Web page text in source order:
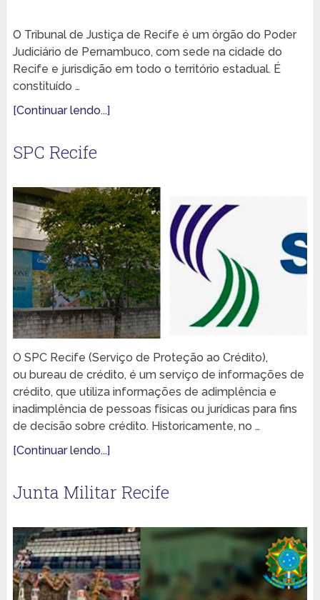
O Tribunal de Justiça de Recife é um órgão do Poder
Judiciário de Pernambuco, com sede na cidade do
Recife e jurisdição em todo o território estadual. É
constituído …
[Continuar lendo...]
SPC Recife
O SPC Recife (Serviço de Proteção ao Crédito),
ou bureau de crédito, é um serviço de informações de
crédito, que utiliza informações de adimplência e
inadimplência de pessoas físicas ou jurídicas para fins
de decisão sobre crédito. Historicamente, no …
[Continuar lendo...]
Junta Militar Recife